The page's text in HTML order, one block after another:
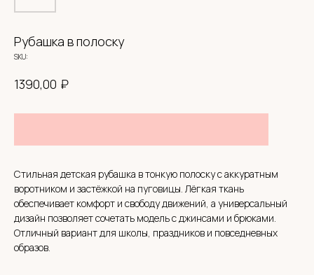
Рубашка в полоску
SKU:
1390,00 ₽
Стильная детская рубашка в тонкую полоску с аккуратным
воротником и застёжкой на пуговицы. Лёгкая ткань
обеспечивает комфорт и свободу движений, а универсальный
дизайн позволяет сочетать модель с джинсами и брюками.
Отличный вариант для школы, праздников и повседневных
образов.
СИСТЕМА ЛОЯЛЬНОСТИ
BABYHOODSHOP